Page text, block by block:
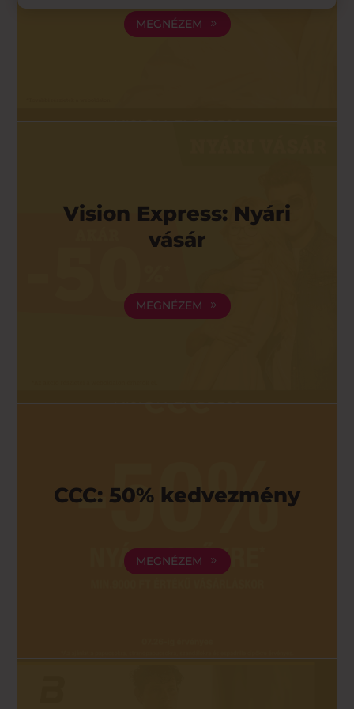
MEGNÉZEM
Vision Express: Nyári
vásár
MEGNÉZEM
CCC: 50% kedvezmény
MEGNÉZEM